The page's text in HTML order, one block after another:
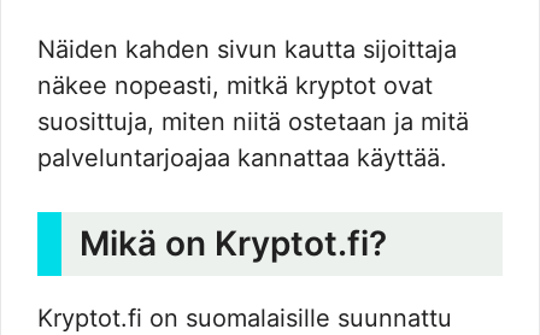
Näiden kahden sivun kautta sijoittaja
näkee nopeasti, mitkä kryptot ovat
suosittuja, miten niitä ostetaan ja mitä
palveluntarjoajaa kannattaa käyttää.
Mikä on Kryptot.fi?
Kryptot.fi on suomalaisille suunnattu